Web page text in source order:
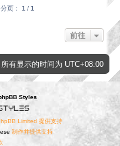
页： 1 / 1
前往
所有显示的时间为 UTC+08:00
Styles
Limited 提供支持
制作并提供支持